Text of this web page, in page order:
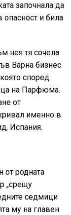
започнала да
и била
нея тя сочела
Варна бизнес
според
на Парфюма.
от
именно в
Испания.
родната
„срещу
седмици
му на главен